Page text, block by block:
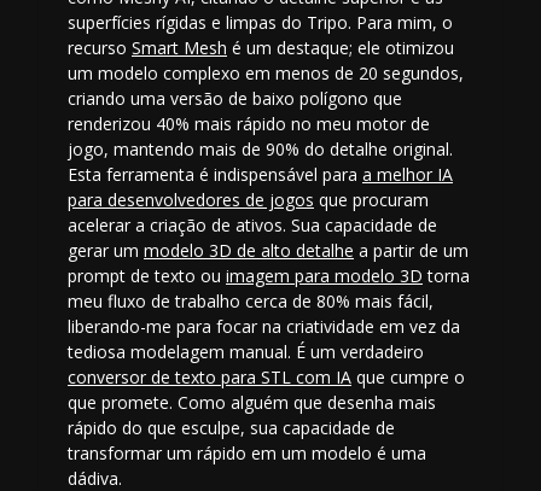
superfícies rígidas e limpas do Tripo. Para mim, o
recurso Smart Mesh é um destaque; ele otimizou
um modelo complexo em menos de 20 segundos,
criando uma versão de baixo polígono que
renderizou 40% mais rápido no meu motor de
jogo, mantendo mais de 90% do detalhe original.
Esta ferramenta é indispensável para a melhor IA
para desenvolvedores de jogos que procuram
acelerar a criação de ativos. Sua capacidade de
gerar um modelo 3D de alto detalhe a partir de um
prompt de texto ou imagem para modelo 3D torna
meu fluxo de trabalho cerca de 80% mais fácil,
liberando-me para focar na criatividade em vez da
tediosa modelagem manual. É um verdadeiro
conversor de texto para STL com IA que cumpre o
que promete. Como alguém que desenha mais
rápido do que esculpe, sua capacidade de
transformar um rápido em um modelo é uma
dádiva.